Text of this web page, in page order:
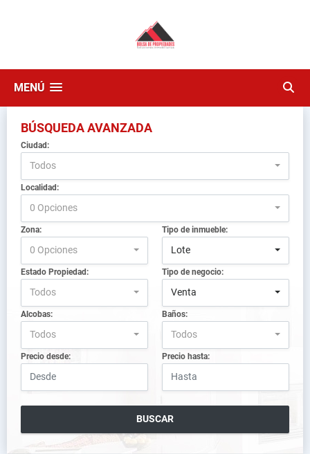
MENÚ
BÚSQUEDA AVANZADA
Ciudad:
Todos
Localidad:
0 Opciones
Zona:
0 Opciones
Tipo de inmueble:
Lote
Estado Propiedad:
Todos
Tipo de negocio:
Venta
Alcobas:
Todos
Baños:
Todos
Precio desde: Precio hasta:
BUSCAR